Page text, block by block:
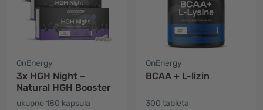
OnEnergy
3x HGH Night –
Natural HGH Booster
ukupno 180 kapsula
OnEnergy
BCAA + L-lizin
300 tableta